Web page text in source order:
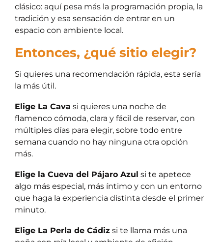
clásico: aquí pesa más la programación propia, la
tradición y esa sensación de entrar en un
espacio con ambiente local.
Entonces, ¿qué sitio elegir?
Si quieres una recomendación rápida, esta sería
la más útil.
Elige La Cava si quieres una noche de
flamenco cómoda, clara y fácil de reservar, con
múltiples días para elegir, sobre todo entre
semana cuando no hay ninguna otra opción
más.
Elige la Cueva del Pájaro Azul si te apetece
algo más especial, más íntimo y con un entorno
que haga la experiencia distinta desde el primer
minuto.
Elige La Perla de Cádiz si te llama más una